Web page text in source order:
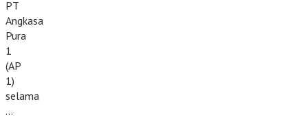
PT
Angkasa
Pura
1
(AP
1)
selama
…